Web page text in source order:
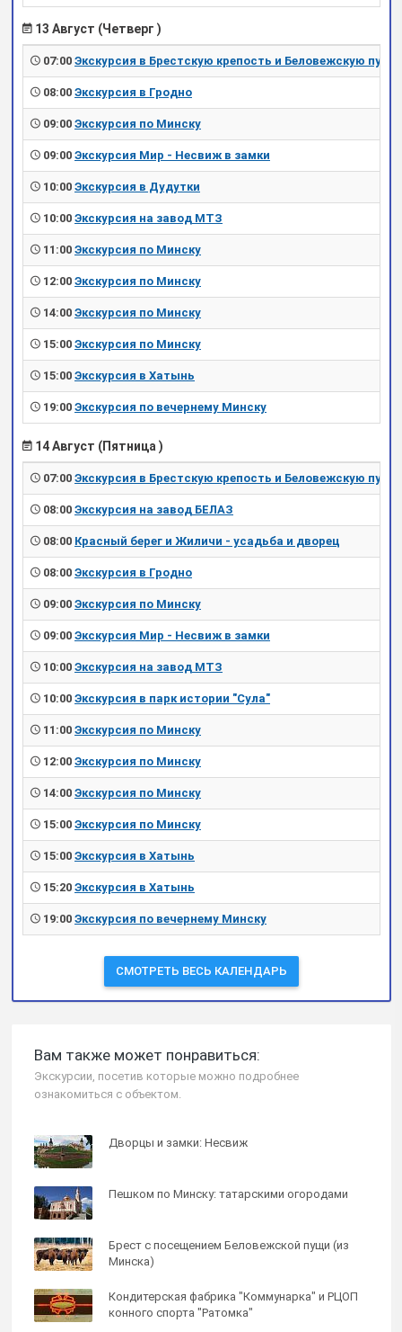
13 Август (Четверг )
07:00 Экскурсия в Брестскую крепость и Беловежскую пущу
08:00 Экскурсия в Гродно
09:00 Экскурсия по Минску
09:00 Экскурсия Мир - Несвиж в замки
10:00 Экскурсия в Дудутки
10:00 Экскурсия на завод МТЗ
11:00 Экскурсия по Минску
12:00 Экскурсия по Минску
14:00 Экскурсия по Минску
15:00 Экскурсия по Минску
15:00 Экскурсия в Хатынь
19:00 Экскурсия по вечернему Минску
14 Август (Пятница )
07:00 Экскурсия в Брестскую крепость и Беловежскую пущу
08:00 Экскурсия на завод БЕЛАЗ
08:00 Красный берег и Жиличи - усадьба и дворец
08:00 Экскурсия в Гродно
09:00 Экскурсия по Минску
09:00 Экскурсия Мир - Несвиж в замки
10:00 Экскурсия на завод МТЗ
10:00 Экскурсия в парк истории "Сула"
11:00 Экскурсия по Минску
12:00 Экскурсия по Минску
14:00 Экскурсия по Минску
15:00 Экскурсия по Минску
15:00 Экскурсия в Хатынь
15:20 Экскурсия в Хатынь
19:00 Экскурсия по вечернему Минску
СМОТРЕТЬ ВЕСЬ КАЛЕНДАРЬ
Вам также может понравиться:
Экскурсии, посетив которые можно подробнее
ознакомиться с объектом.
Дворцы и замки: Несвиж
Пешком по Минску: татарскими огородами
Брест с посещением Беловежской пущи (из
Минска)
Кондитерская фабрика "Коммунарка" и РЦОП
конного спорта "Ратомка"